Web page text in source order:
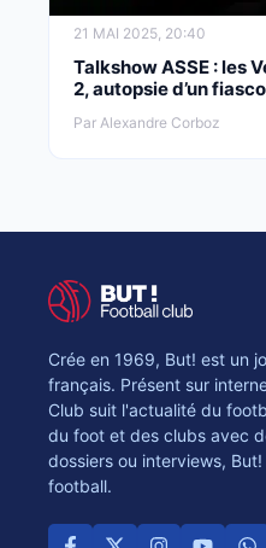
21 MAI 2025, 20:40
Talkshow ASSE : les
2, autopsie d’un fiasco
Par Alexandre Corboz
Crée en 1969, But! est un
français. Présent sur
Club suit l'actualité du
du foot et des clubs avec
dossiers ou interviews,
football.